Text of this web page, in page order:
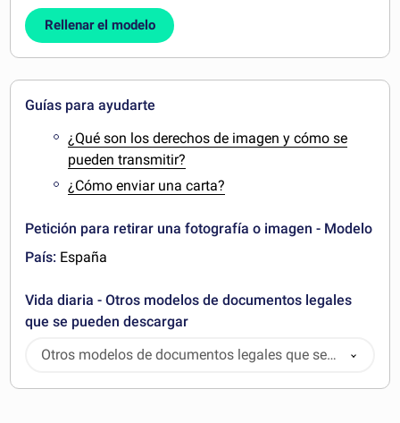
Rellenar el modelo
Guías para ayudarte
¿Qué son los derechos de imagen y cómo se
pueden transmitir?
¿Cómo enviar una carta?
Petición para retirar una fotografía o imagen - Modelo
País: España
Vida diaria - Otros modelos de documentos legales
que se pueden descargar
Otros modelos de documentos legales que se
pueden descargar